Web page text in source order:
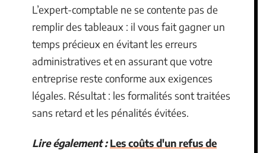
L’expert-comptable ne se contente pas de
remplir des tableaux : il vous fait gagner un
temps précieux en évitant les erreurs
administratives et en assurant que votre
entreprise reste conforme aux exigences
légales. Résultat : les formalités sont traitées
sans retard et les pénalités évitées.
Lire également : Les coûts d'un refus de